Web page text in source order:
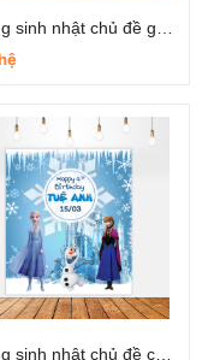
Phông sinh nhật chủ đề công chúa Elsa